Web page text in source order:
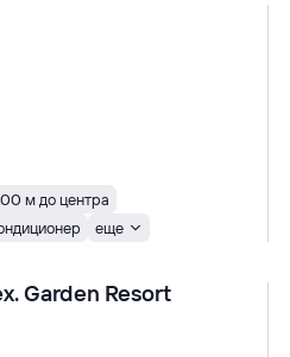
м до центра
еще
Garden Resort